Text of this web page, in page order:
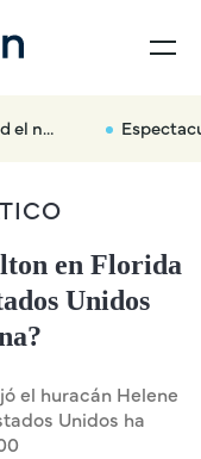
contaminantes Espectacular traslado por
en Florida
Unidos
el huracán Helene
Unidos ha